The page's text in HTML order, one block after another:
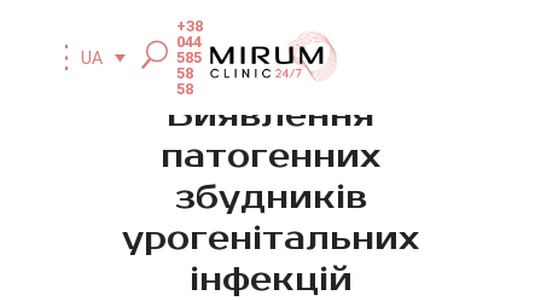
UA
+38
044
585
58
58
Виявлення
патогенних
збудників
урогенітальних
інфекцій